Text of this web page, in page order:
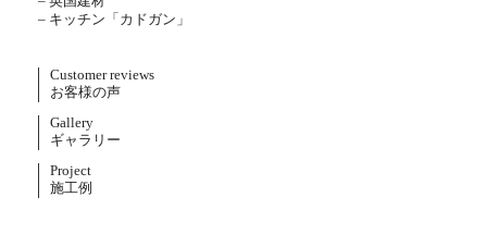
– キッチン「カドガン」
Customer reviews
お客様の声
Gallery
ギャラリー
Project
施工例